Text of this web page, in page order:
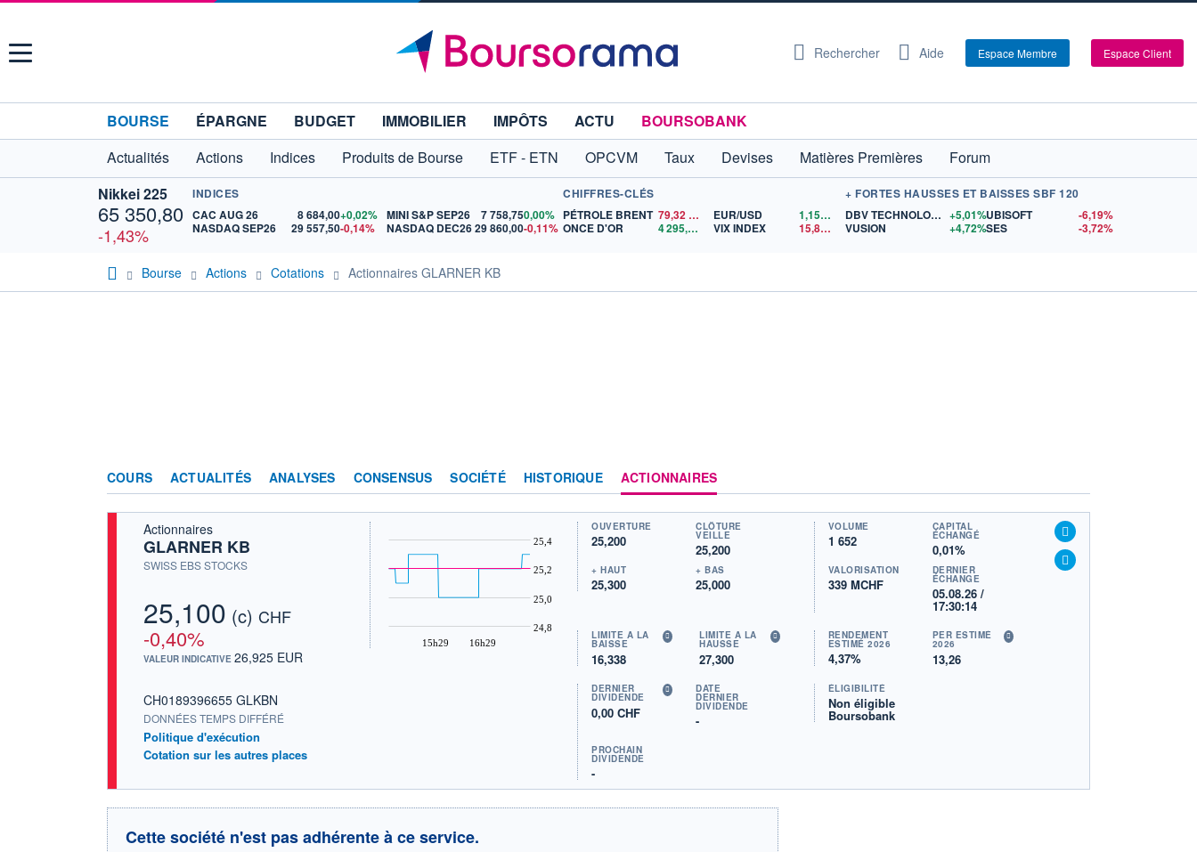
Menu Rechercher Aide Espace Membre Espace Client
BOURSE ÉPARGNE BUDGET IMMOBILIER IMPÔTS ACTU
BOURSOBANK
Actualités
Actions Indices Produits de Bourse ETF - ETN OPCVM Taux Devises Matières Premières
Forum
Nikkei 225
65 350,80
-1,43%
INDICES
CAC AUG 26
8 684,00+0,02%
NASDAQ SEP26
29 557,50-0,14%
MINI S&P SEP26 7 758,750,00%
NASDAQ DEC2629 860,00-0,11%
CHIFFRES-CLÉS
PÉTROLE BRENT 79,32
ONCE D'OR
4 295,01 $US
EUR/USD 1,1557
$US
VIX INDEX
15,81$US
+ FORTES HAUSSES ET BAISSES SBF 120
DBV TECHNOLOGIES +5,01%
VUSION
+4,72%
UBISOFT
-6,19%
SES
-3,72%
Bourse Actions Cotations Actionnaires GLARNER KB
COURS ACTUALITÉS ANALYSES CONSENSUS SOCIÉTÉ HISTORIQUE ACTIONNAIRES
Actionnaires
GLARNER KB
SWISS EBS STOCKS
25,100 (c) CHF
-0,40%
VALEUR INDICATIVE 26,925 EUR
CH0189396655 GLKBN
DONNÉES TEMPS DIFFÉRÉ
Politique d'exécution
Cotation sur les autres places
15h29 16h29
24,8
25,0
25,2
25,4
OUVERTURE
25,200
CLÔTURE
VEILLE
25,200
+ HAUT
25,300
+ BAS
25,000
VOLUME
1 652
CAPITAL
ÉCHANGÉ
0,01%
VALORISATION
339 MCHF
DERNIER
ÉCHANGE
05.08.26 /
17:30:14
LIMITE À LA
BAISSE
16,338
LIMITE À LA
HAUSSE
27,300
RENDEMENT
ESTIMÉ 2026
4,37%
PER ESTIMÉ
2026
13,26
DERNIER
DIVIDENDE
0,00 CHF
DATE
DERNIER
DIVIDENDE
-
PROCHAIN
DIVIDENDE
-
ÉLIGIBILITÉ
Non éligible
Boursobank
Cette société n'est pas adhérente à ce service.